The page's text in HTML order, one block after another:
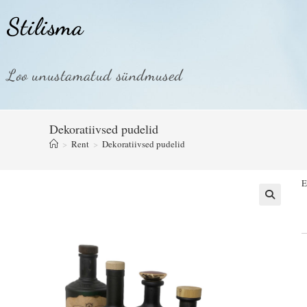
Stilisma
Loo unustamatud sündmused
Dekoratiivsed pudelid
> Rent > Dekoratiivsed pudelid